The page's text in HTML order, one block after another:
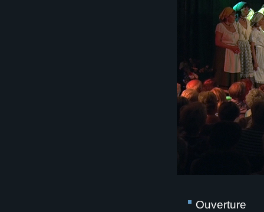
Ouverture